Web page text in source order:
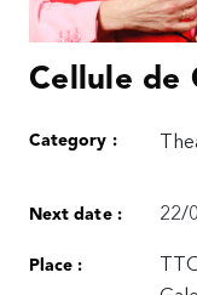
Cellule de
Category :
Next date : 22/
Place :